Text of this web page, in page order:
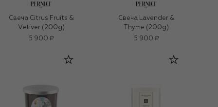
Свеча Citrus Fruits &
Vetiver (200g)
5 900 ₽
Свеча Lavender &
Thyme (200g)
5 900 ₽